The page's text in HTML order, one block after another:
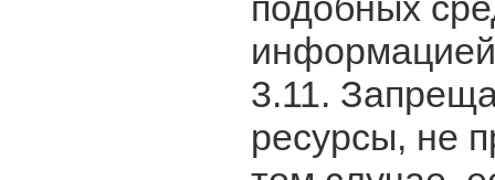
3.11.
ресурсы, не